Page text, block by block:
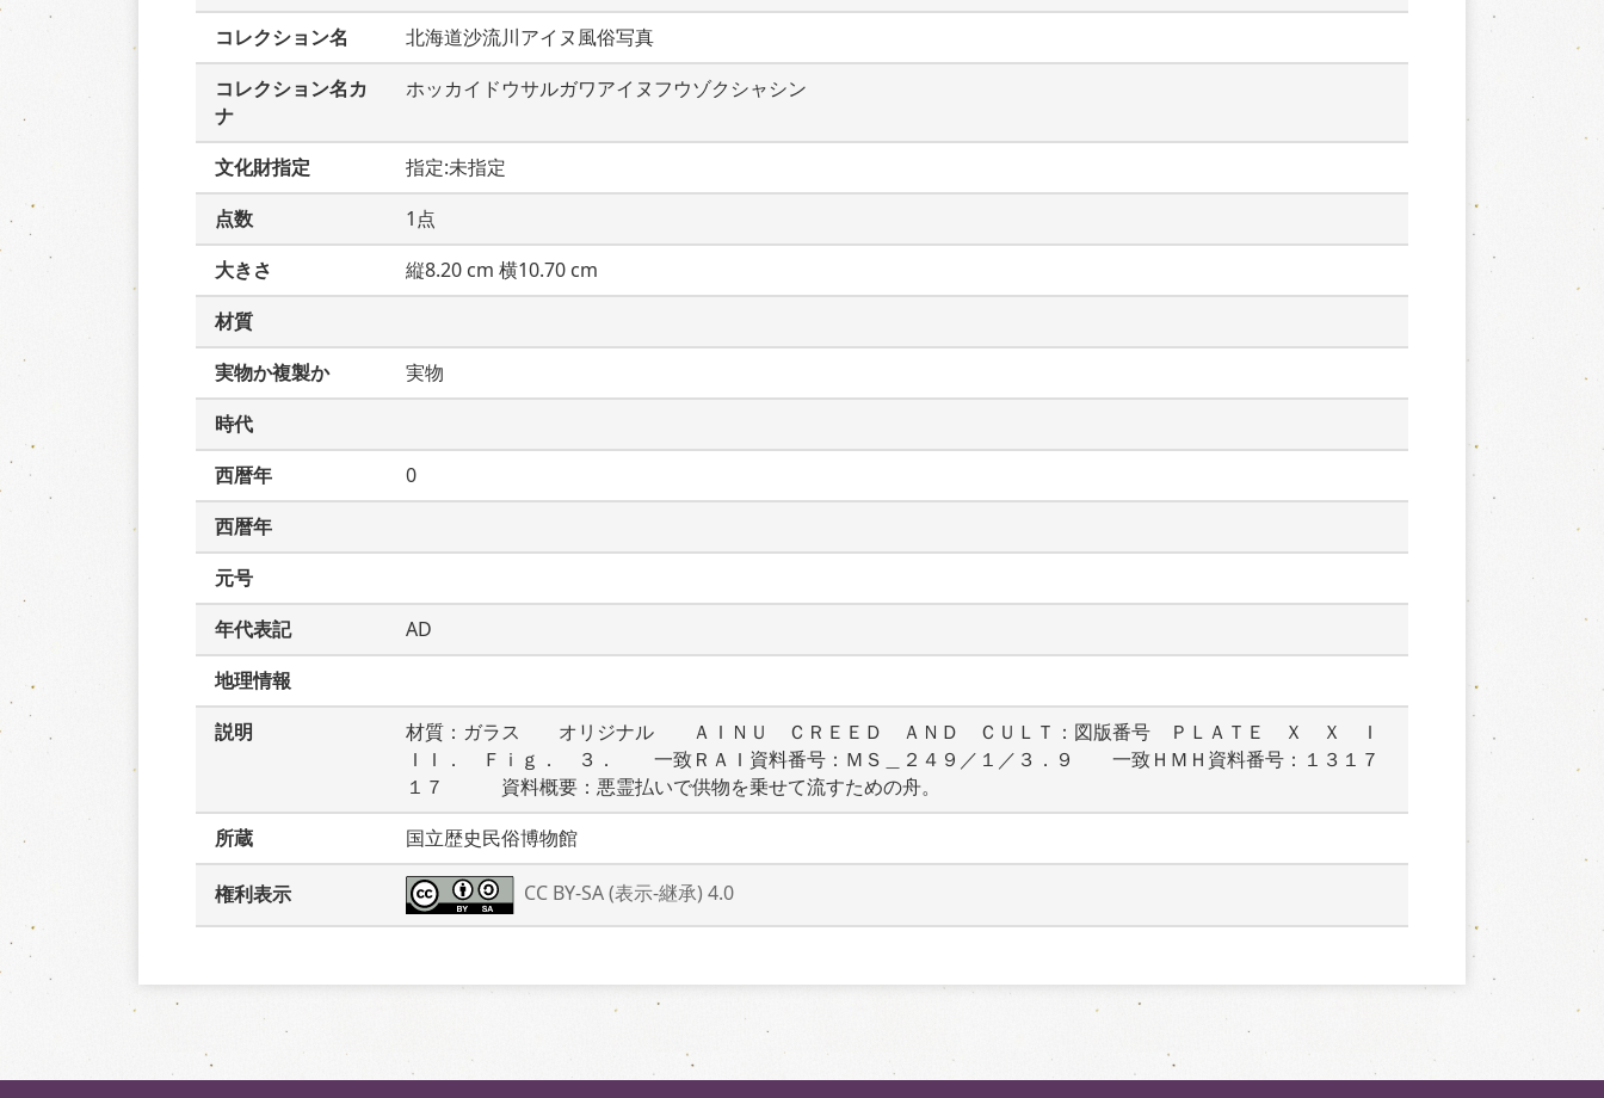
コレクション名
北海道沙流川アイヌ風俗写真
コレクション名カ
ナ
ホッカイドウサルガワアイヌフウゾクシャシン
文化財指定
指定:未指定
点数
1点
大きさ
縦8.20 cm 横10.70 cm
材質
実物か複製か
実物
時代
西暦年
0
西暦年
元号
年代表記
AD
地理情報
説明
材質：ガラス　　オリジナル　　ＡＩＮＵ　ＣＲＥＥＤ　ＡＮＤ　ＣＵＬＴ：図版番号　ＰＬＡＴＥ　Ｘ　Ｘ　Ｉ
ＩＩ．　Ｆｉｇ．　３．　　一致ＲＡＩ資料番号：ＭＳ＿２４９／１／３．９　　一致ＨＭＨ資料番号：１３１７
１７　　　資料概要：悪霊払いで供物を乗せて流すための舟。
所蔵
国立歴史民俗博物館
権利表示 CC BY-SA (表示-継承) 4.0